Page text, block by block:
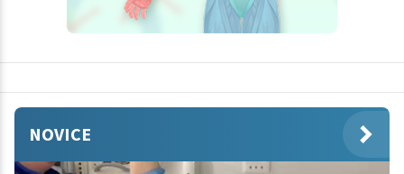
NOVICE